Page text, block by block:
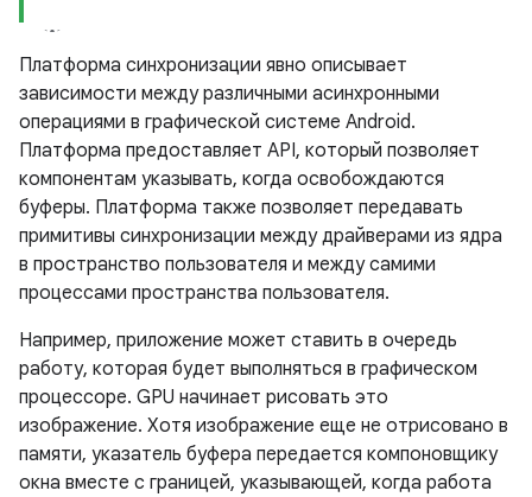
Платформа синхронизации явно описывает
зависимости между различными асинхронными
операциями в графической системе Android.
Платформа предоставляет API, который позволяет
компонентам указывать, когда освобождаются
буферы. Платформа также позволяет передавать
примитивы синхронизации между драйверами из ядра
в пространство пользователя и между самими
процессами пространства пользователя.
Например, приложение может ставить в очередь
работу, которая будет выполняться в графическом
процессоре. GPU начинает рисовать это
изображение. Хотя изображение еще не отрисовано в
памяти, указатель буфера передается компоновщику
окна вместе с границей, указывающей, когда работа